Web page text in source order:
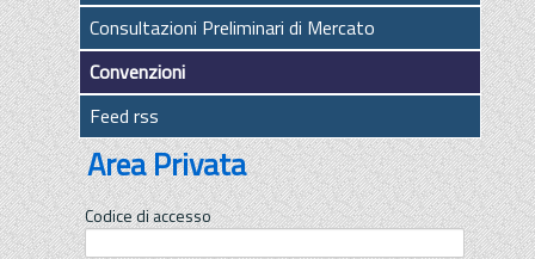
Consultazioni Preliminari di Mercato
Convenzioni
Feed rss
Area Privata
Codice di accesso